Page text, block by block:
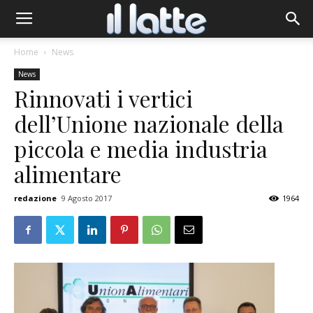
Home News
News
Rinnovati i vertici
dell’Unione nazionale della
piccola e media industria
alimentare
redazione 9 Agosto 2017 1964